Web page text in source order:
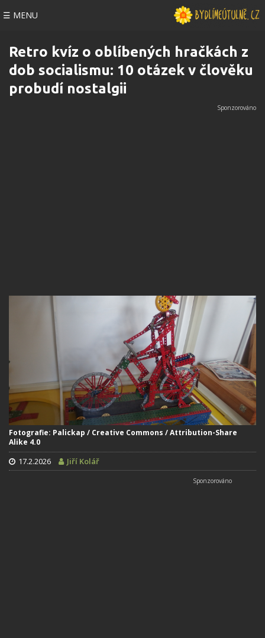
☰ MENU
Retro kvíz o oblíbených hračkách z
dob socialismu: 10 otázek v člověku
probudí nostalgii
Fotografie: Palickap / Creative Commons / Attribution-Share
Alike 4.0
17.2.2026 Jiří Kolář